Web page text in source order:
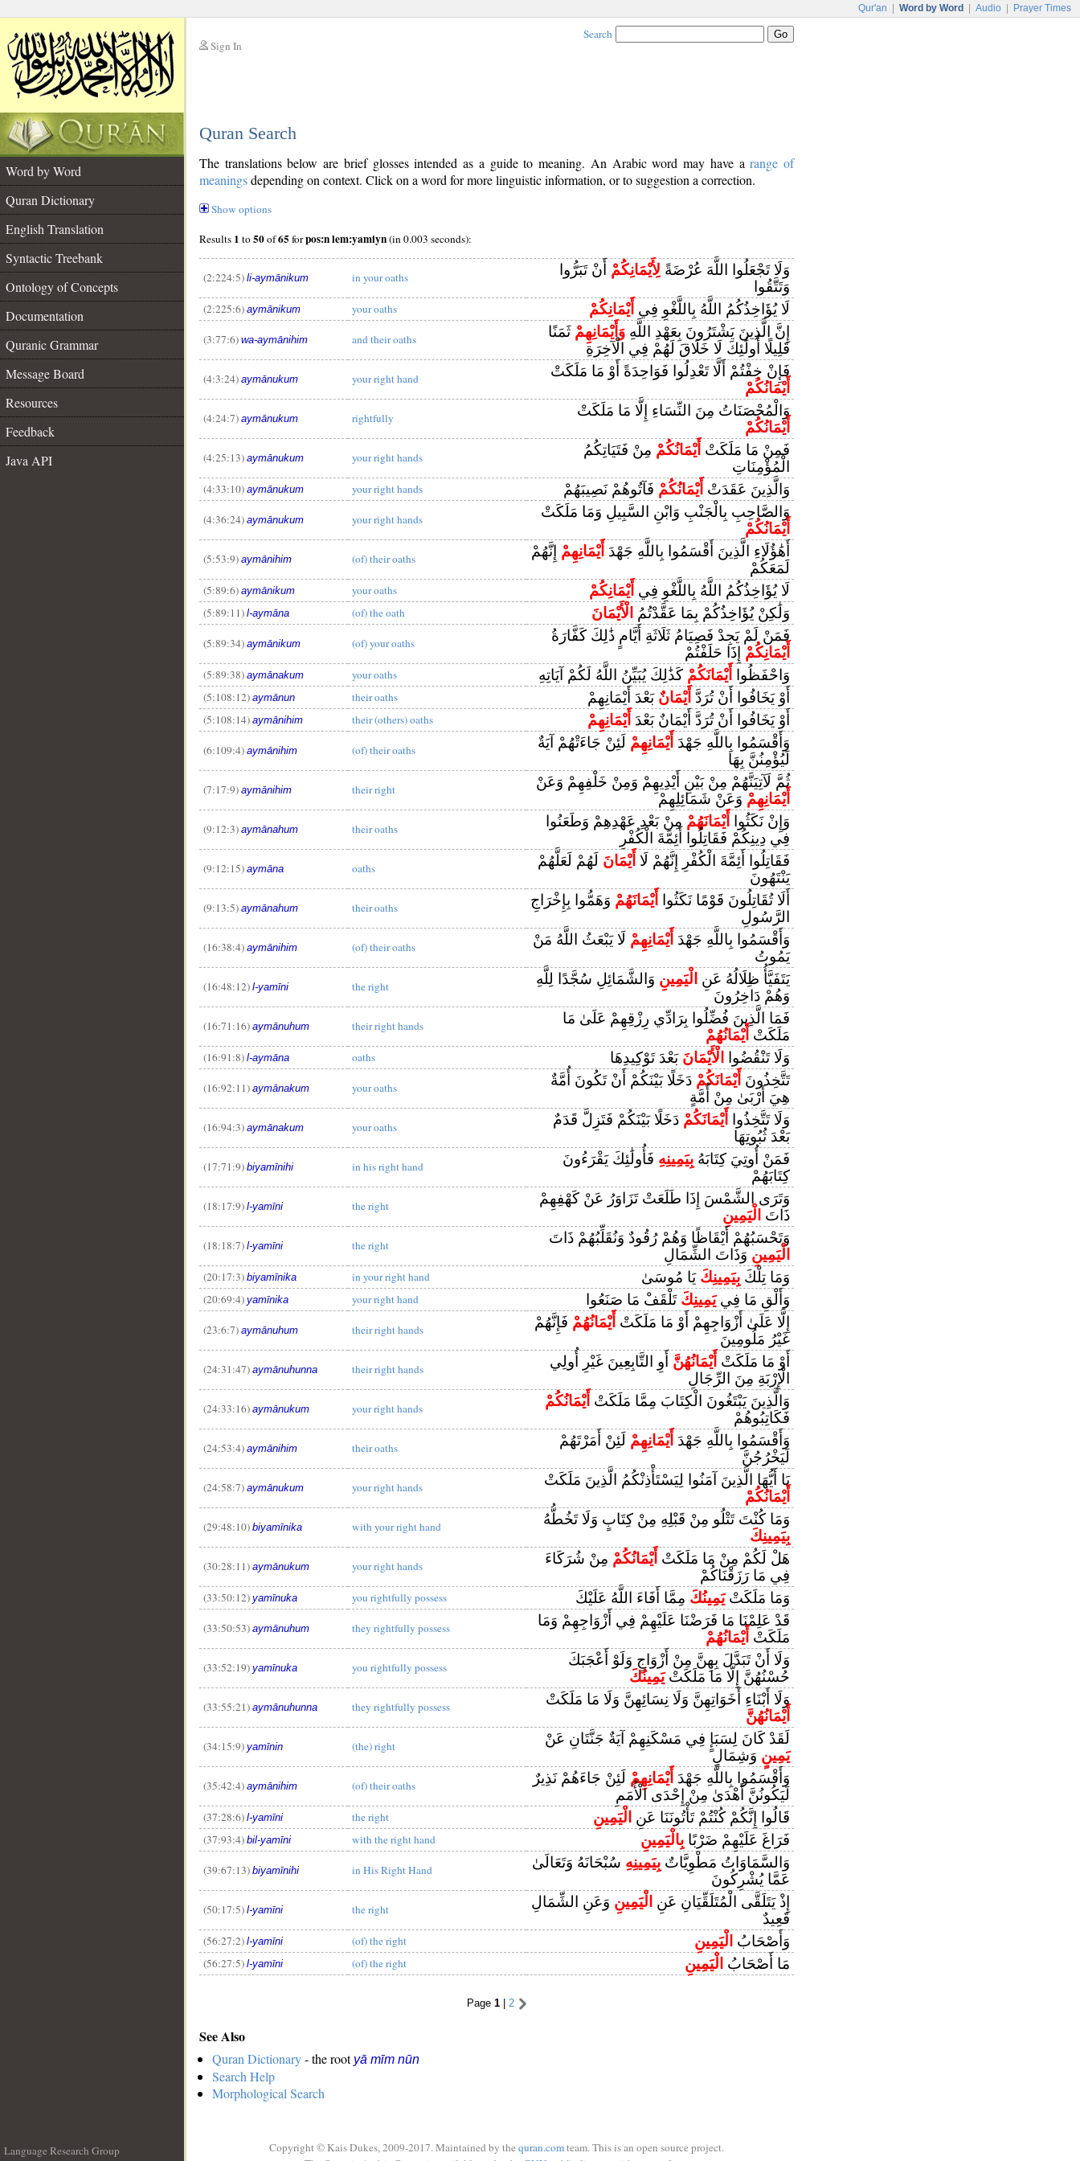
Qur'an Word by Word Audio Prayer Times
Sign In
Search
Quran Search
Word by Word
Quran Dictionary
English Translation
Syntactic Treebank
Ontology of Concepts
Documentation
Quranic Grammar
Message Board
Resources
Feedback
Java API
The translations below are brief glosses intended as a guide to meaning. An Arabic word may have arange of
meaningsdepending on context. Click on a word for more linguistic information, or to suggestion a correction.
Show options
Results 1 to50of65 forpos:n lem:yamiyn(in 0.003 seconds):
(2:224:5) li-aymānikum in your oaths وَلَا تَجْعَلُوا اللَّهَ عُرْضَةً لِأَيْمَانِكُمْ أَنْ تَبَرُّوا
وَتَتَّقُوا
(2:225:6) aymānikum your oaths لَا يُؤَاخِذُكُمُ اللَّهُ بِاللَّغْوِ فِي أَيْمَانِكُمْ
(3:77:6) wa-aymānihim and their oaths إِنَّ الَّذِينَ يَشْتَرُونَ بِعَهْدِ اللَّهِ وَأَيْمَانِهِمْ ثَمَنًا
قَلِيلًا أُولَٰئِكَ لَا خَلَاقَ لَهُمْ فِي الْآخِرَةِ
(4:3:24) aymānukum your right hand
فَإِنْ خِفْتُمْ أَلَّا تَعْدِلُوا فَوَاحِدَةً أَوْ مَا مَلَكَتْ
أَيْمَانُكُمْ
(4:24:7) aymānukum rightfully
وَالْمُحْصَنَاتُ مِنَ النِّسَاءِ إِلَّا مَا مَلَكَتْ
أَيْمَانُكُمْ
(4:25:13) aymānukum your right hands فَمِنْ مَا مَلَكَتْ أَيْمَانُكُمْ مِنْ فَتَيَاتِكُمُ
الْمُؤْمِنَاتِ
(4:33:10) aymānukum your right hands وَالَّذِينَ عَقَدَتْ أَيْمَانُكُمْ فَآتُوهُمْ نَصِيبَهُمْ
(4:36:24) aymānukum your right hands
وَالصَّاحِبِ بِالْجَنْبِ وَابْنِ السَّبِيلِ وَمَا مَلَكَتْ
أَيْمَانُكُمْ
(5:53:9) aymānihim (of) their oaths أَهَٰؤُلَاءِ الَّذِينَ أَقْسَمُوا بِاللَّهِ جَهْدَ أَيْمَانِهِمْ إِنَّهُمْ
لَمَعَكُمْ
(5:89:6) aymānikum your oaths لَا يُؤَاخِذُكُمُ اللَّهُ بِاللَّغْوِ فِي أَيْمَانِكُمْ
(5:89:11) l-aymāna (of) the oath وَلَٰكِنْ يُؤَاخِذُكُمْ بِمَا عَقَّدْتُمُ الْأَيْمَانَ
(5:89:34) aymānikum (of) your oaths
فَمَنْ لَمْ يَجِدْ فَصِيَامُ ثَلَاثَةِ أَيَّامٍ ذَٰلِكَ كَفَّارَةُ
أَيْمَانِكُمْ إِذَا حَلَفْتُمْ
(5:89:38) aymānakum your oaths وَاحْفَظُوا أَيْمَانَكُمْ كَذَٰلِكَ يُبَيِّنُ اللَّهُ لَكُمْ آيَاتِهِ
(5:108:12) aymānun their oaths أَوْ يَخَافُوا أَنْ تُرَدَّ أَيْمَانٌ بَعْدَ أَيْمَانِهِمْ
(5:108:14) aymānihim their (others) oaths أَوْ يَخَافُوا أَنْ تُرَدَّ أَيْمَانٌ بَعْدَ أَيْمَانِهِمْ
(6:109:4) aymānihim (of) their oaths وَأَقْسَمُوا بِاللَّهِ جَهْدَ أَيْمَانِهِمْ لَئِنْ جَاءَتْهُمْ آيَةٌ
لَيُؤْمِنُنَّ بِهَا
(7:17:9) aymānihim their right
ثُمَّ لَآتِيَنَّهُمْ مِنْ بَيْنِ أَيْدِيهِمْ وَمِنْ خَلْفِهِمْ وَعَنْ
أَيْمَانِهِمْ وَعَنْ شَمَائِلِهِمْ
(9:12:3) aymānahum their oaths وَإِنْ نَكَثُوا أَيْمَانَهُمْ مِنْ بَعْدِ عَهْدِهِمْ وَطَعَنُوا
فِي دِينِكُمْ فَقَاتِلُوا أَئِمَّةَ الْكُفْرِ
(9:12:15) aymāna oaths فَقَاتِلُوا أَئِمَّةَ الْكُفْرِ إِنَّهُمْ لَا أَيْمَانَ لَهُمْ لَعَلَّهُمْ
يَنْتَهُونَ
(9:13:5) aymānahum their oaths أَلَا تُقَاتِلُونَ قَوْمًا نَكَثُوا أَيْمَانَهُمْ وَهَمُّوا بِإِخْرَاجِ
الرَّسُولِ
(16:38:4) aymānihim (of) their oaths وَأَقْسَمُوا بِاللَّهِ جَهْدَ أَيْمَانِهِمْ لَا يَبْعَثُ اللَّهُ مَنْ
يَمُوتُ
(16:48:12) l-yamīni the right يَتَفَيَّأُ ظِلَالُهُ عَنِ الْيَمِينِ وَالشَّمَائِلِ سُجَّدًا لِلَّهِ
وَهُمْ دَاخِرُونَ
(16:71:16) aymānuhum their right hands
فَمَا الَّذِينَ فُضِّلُوا بِرَادِّي رِزْقِهِمْ عَلَىٰ مَا
مَلَكَتْ أَيْمَانُهُمْ
(16:91:8) l-aymāna oaths وَلَا تَنْقُضُوا الْأَيْمَانَ بَعْدَ تَوْكِيدِهَا
(16:92:11) aymānakum your oaths تَتَّخِذُونَ أَيْمَانَكُمْ دَخَلًا بَيْنَكُمْ أَنْ تَكُونَ أُمَّةٌ
هِيَ أَرْبَىٰ مِنْ أُمَّةٍ
(16:94:3) aymānakum your oaths وَلَا تَتَّخِذُوا أَيْمَانَكُمْ دَخَلًا بَيْنَكُمْ فَتَزِلَّ قَدَمٌ
بَعْدَ ثُبُوتِهَا
(17:71:9) biyamīnihi in his right hand فَمَنْ أُوتِيَ كِتَابَهُ بِيَمِينِهِ فَأُولَٰئِكَ يَقْرَءُونَ
كِتَابَهُمْ
(18:17:9) l-yamīni the right
وَتَرَى الشَّمْسَ إِذَا طَلَعَتْ تَزَاوَرُ عَنْ كَهْفِهِمْ
ذَاتَ الْيَمِينِ
(18:18:7) l-yamīni the right
وَتَحْسَبُهُمْ أَيْقَاظًا وَهُمْ رُقُودٌ وَنُقَلِّبُهُمْ ذَاتَ
الْيَمِينِ وَذَاتَ الشِّمَالِ
(20:17:3) biyamīnika in your right hand وَمَا تِلْكَ بِيَمِينِكَ يَا مُوسَىٰ
(20:69:4) yamīnika your right hand وَأَلْقِ مَا فِييَمِينِكَ تَلْقَفْ مَا صَنَعُوا
(23:6:7) aymānuhum their right hands إِلَّا عَلَىٰ أَزْوَاجِهِمْ أَوْ مَا مَلَكَتْ أَيْمَانُهُمْ فَإِنَّهُمْ
غَيْرُ مَلُومِينَ
(24:31:47) aymānuhunna their right hands أَوْ مَا مَلَكَتْ أَيْمَانُهُنَّ أَوِ التَّابِعِينَ غَيْرِ أُولِي
الْإِرْبَةِ مِنَ الرِّجَالِ
(24:33:16) aymānukum your right hands وَالَّذِينَ يَبْتَغُونَ الْكِتَابَ مِمَّا مَلَكَتْ أَيْمَانُكُمْ
فَكَاتِبُوهُمْ
(24:53:4) aymānihim their oaths وَأَقْسَمُوا بِاللَّهِ جَهْدَ أَيْمَانِهِمْ لَئِنْ أَمَرْتَهُمْ
لَيَخْرُجُنَّ
(24:58:7) aymānukum your right hands
يَا أَيُّهَا الَّذِينَ آمَنُوا لِيَسْتَأْذِنْكُمُ الَّذِينَ مَلَكَتْ
أَيْمَانُكُمْ
(29:48:10) biyamīnika with your right hand
وَمَا كُنْتَ تَتْلُو مِنْ قَبْلِهِ مِنْ كِتَابٍ وَلَا تَخُطُّهُ
بِيَمِينِكَ
(30:28:11) aymānukum your right hands هَلْ لَكُمْ مِنْ مَا مَلَكَتْ أَيْمَانُكُمْ مِنْ شُرَكَاءَ
فِي مَا رَزَقْنَاكُمْ
(33:50:12) yamīnuka you rightfully possess وَمَا مَلَكَتْيَمِينُكَ مِمَّا أَفَاءَ اللَّهُ عَلَيْكَ
(33:50:53) aymānuhum they rightfully possess
قَدْ عَلِمْنَا مَا فَرَضْنَا عَلَيْهِمْ فِي أَزْوَاجِهِمْ وَمَا
مَلَكَتْ أَيْمَانُهُمْ
(33:52:19) yamīnuka you rightfully possess
وَلَا أَنْ تَبَدَّلَ بِهِنَّ مِنْ أَزْوَاجٍ وَلَوْ أَعْجَبَكَ
حُسْنُهُنَّ إِلَّا مَا مَلَكَتْيَمِينُكَ
(33:55:21) aymānuhunna they rightfully possess
وَلَا أَبْنَاءِ أَخَوَاتِهِنَّ وَلَا نِسَائِهِنَّ وَلَا مَا مَلَكَتْ
أَيْمَانُهُنَّ
(34:15:9) yamīnin (the) right
لَقَدْ كَانَ لِسَبَإٍ فِي مَسْكَنِهِمْ آيَةٌ جَنَّتَانِ عَنْ
يَمِينٍ وَشِمَالٍ
(35:42:4) aymānihim (of) their oaths وَأَقْسَمُوا بِاللَّهِ جَهْدَ أَيْمَانِهِمْ لَئِنْ جَاءَهُمْ نَذِيرٌ
لَيَكُونُنَّ أَهْدَىٰ مِنْ إِحْدَى الْأُمَمِ
(37:28:6) l-yamīni the right قَالُوا إِنَّكُمْ كُنْتُمْ تَأْتُونَنَا عَنِ الْيَمِينِ
(37:93:4) bil-yamīni with the right hand فَرَاغَ عَلَيْهِمْ ضَرْبًا بِالْيَمِينِ
(39:67:13) biyamīnihi in His Right Hand وَالسَّمَاوَاتُ مَطْوِيَّاتٌ بِيَمِينِهِ سُبْحَانَهُ وَتَعَالَىٰ
عَمَّا يُشْرِكُونَ
(50:17:5) l-yamīni the right إِذْ يَتَلَقَّى الْمُتَلَقِّيَانِ عَنِ الْيَمِينِ وَعَنِ الشِّمَالِ
قَعِيدٌ
(56:27:2) l-yamīni (of) the right وَأَصْحَابُ الْيَمِينِ
(56:27:5) l-yamīni (of) the right مَا أَصْحَابُ الْيَمِينِ
Page 1| 2
See Also
Quran Dictionary- the root yā mīm nūn
Search Help
Morphological Search
Language Research Group
Copyright © Kais Dukes, 2009-2017. Maintained by the quran.comteam. This is an open source project.